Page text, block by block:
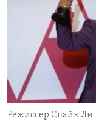
РАСПИСАНИЕ
ПОДПИШИТЕСЬ
СОЦИАЛЬНЫЕ СЕТИ
Режиссер Спайк Ли